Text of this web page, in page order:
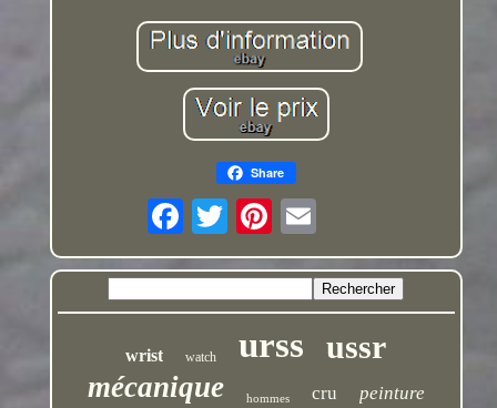
Share
wrist watch urss ussr
mécanique hommes cru peinture